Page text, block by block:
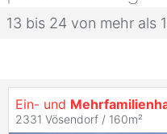
13 bis 24 von mehr als
Ein- und
2331 Vösendorf / 160m²